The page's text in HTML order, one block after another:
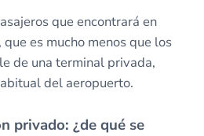
que encontrará en
es mucho menos que los
de una terminal privada,
del aeropuerto.
privado: ¿de qué se